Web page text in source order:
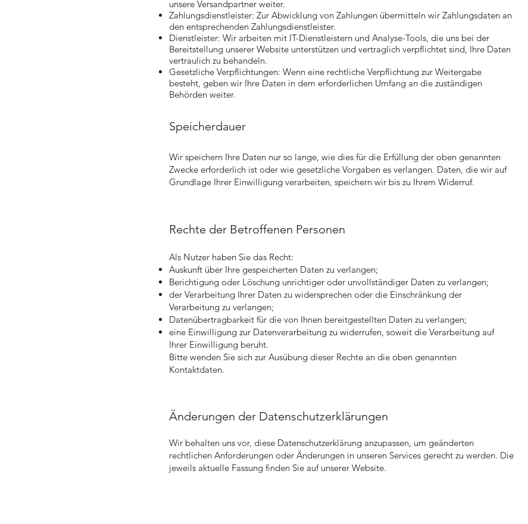
unsere Versandpartner weiter.
Zahlungsdienstleister: Zur Abwicklung von Zahlungen übermitteln wir Zahlungsdaten an
den entsprechenden Zahlungsdienstleister.
Dienstleister: Wir arbeiten mit IT-Dienstleistern und Analyse-Tools, die uns bei der
Bereitstellung unserer Website unterstützen und vertraglich verpflichtet sind, Ihre Daten
vertraulich zu behandeln.
Gesetzliche Verpflichtungen: Wenn eine rechtliche Verpflichtung zur Weitergabe
besteht, geben wir Ihre Daten in dem erforderlichen Umfang an die zuständigen
Behörden weiter.
Speicherdauer
Wir speichern Ihre Daten nur so lange, wie dies für die Erfüllung der oben genannten
Zwecke erforderlich ist oder wie gesetzliche Vorgaben es verlangen. Daten, die wir auf
Grundlage Ihrer Einwilligung verarbeiten, speichern wir bis zu Ihrem Widerruf.
Rechte der Betroffenen Personen
Als Nutzer haben Sie das Recht:
Auskunft über Ihre gespeicherten Daten zu verlangen;
Berichtigung oder Löschung unrichtiger oder unvollständiger Daten zu verlangen;
der Verarbeitung Ihrer Daten zu widersprechen oder die Einschränkung der
Verarbeitung zu verlangen;
Datenübertragbarkeit für die von Ihnen bereitgestellten Daten zu verlangen;
eine Einwilligung zur Datenverarbeitung zu widerrufen, soweit die Verarbeitung auf
Ihrer Einwilligung beruht.
Bitte wenden Sie sich zur Ausübung dieser Rechte an die oben genannten
Kontaktdaten.
Änderungen der Datenschutzerklärungen
Wir behalten uns vor, diese Datenschutzerklärung anzupassen, um geänderten
rechtlichen Anforderungen oder Änderungen in unseren Services gerecht zu werden. Die
jeweils aktuelle Fassung finden Sie auf unserer Website.